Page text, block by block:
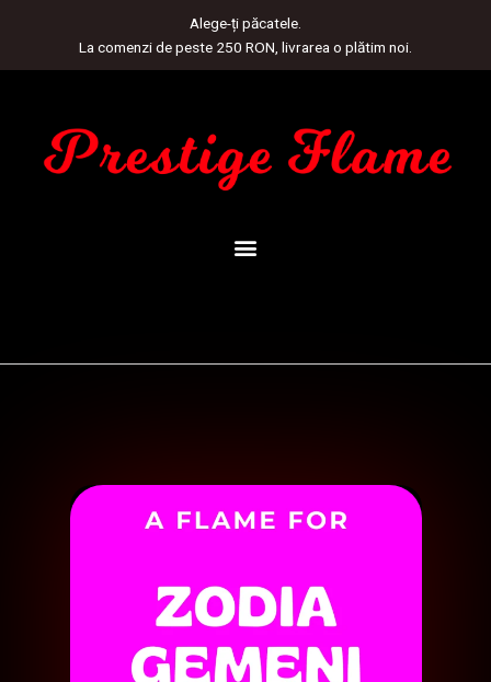
Alege-ți păcatele.
La comenzi de peste 250 RON, livrarea o plătim noi.